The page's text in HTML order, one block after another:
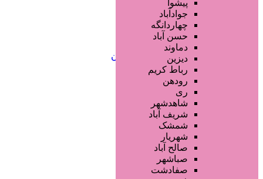
کلینیک های زیبایی پزشکی
آرایش دائم
خدمات مژه
خدمات ابرو
خدمات تناسب اندام و زیبایی بدن
سایر خدمات
پیشوا
جوادآباد
چهاردانگه
حسن آباد
دماوند
دیزین
رباط کریم
رودهن
ری
شاهدشهر
شریف آباد
شمشک
شهریار
صالح آباد
صباشهر
صفادشت